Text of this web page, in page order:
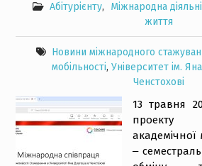
Абітурієнту, Міжнародна
життя
Новини міжнародного
мобільності,Університет ім.
Ченстохові
13 травня
проекту
академічної
‒